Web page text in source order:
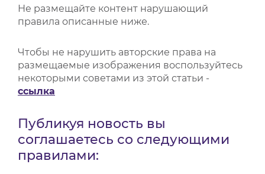
Не размещайте контент нарушающий
правила описанные ниже.
Чтобы не нарушить авторские права на
размещаемые изображения воспользуйтесь
некоторыми советами из этой статьи -
ссылка
Публикуя новость вы
соглашаетесь со следующими
правилами: